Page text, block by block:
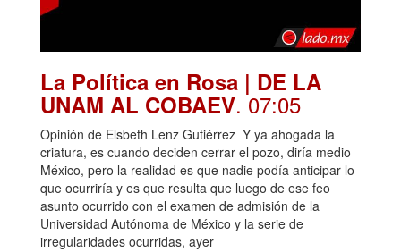
La Política en Rosa | DE LA
UNAM AL COBAEV. 07:05
Opinión de Elsbeth Lenz Gutiérrez Y ya ahogada la
criatura, es cuando deciden cerrar el pozo, diría medio
México, pero la realidad es que nadie podía anticipar lo
que ocurriría y es que resulta que luego de ese feo
asunto ocurrido con el examen de admisión de la
Universidad Autónoma de México y la serie de
irregularidades ocurridas, ayer